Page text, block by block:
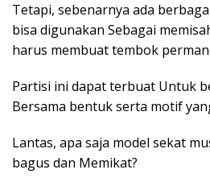
Tetapi, sebenarnya ada
bisa digunakan Sebagai
harus membuat tembok
Partisi ini dapat terbuat Untuk
Bersama bentuk serta motif
Lantas, apa saja model sekat
bagus dan Memikat?